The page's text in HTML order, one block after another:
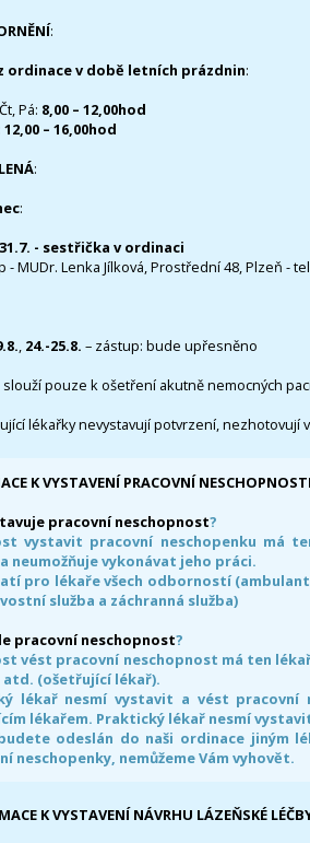
:
ordinace v době letních prázdnin:
Pá: 8,00 – 12,00hod
12,00 – 16,00hod
:
:
- sestřička v ordinaci
- MUDr. Lenka Jílková, Prostřední 48, Plzeň -
, 24.-25.8. – zástup: bude upřesněno
slouží pouze k ošetření akutně nemocných
lékařky nevystavují potvrzení, nezhotovují
K VYSTAVENÍ PRACOVNÍ NESCHOPNOSTI
pracovní neschopnost?
vystavit pracovní neschopenku má
neumožňuje vykonávat jeho práci.
pro lékaře všech odborností
služba a záchranná služba)
pracovní neschopnost?
vést pracovní neschopnost má ten
(ošetřující lékař).
lékař nesmí vystavit a vést pracovní
lékařem. Praktický lékař nesmí
odeslán do naši ordinace jiným
neschopenky, nemůžeme Vám vyhovět.
K VYSTAVENÍ NÁVRHU LÁZEŇSKÉ